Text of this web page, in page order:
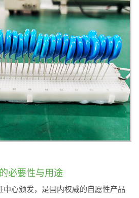
必要性与用途
中心颁发，是国内权威的自愿性产品